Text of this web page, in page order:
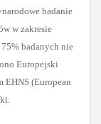
badanie
w zakresie
badanych nie
Europejski
EHNS (European